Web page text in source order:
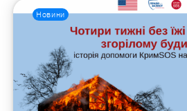
Новини